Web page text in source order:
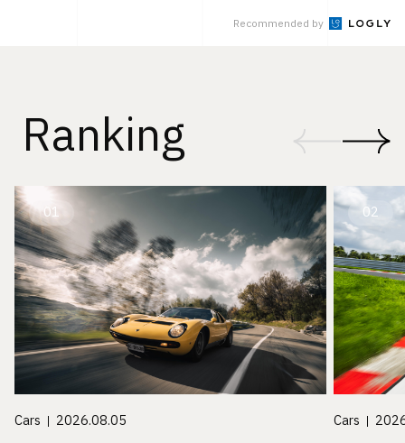
Recommended by
Ranking
01
Cars 2026.08.05
02
Cars